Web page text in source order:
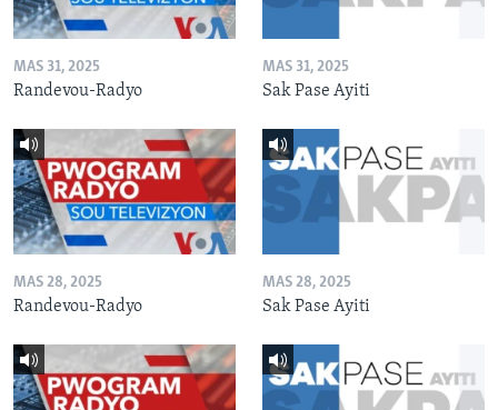
MAS 31, 2025
Randevou-Radyo
MAS 31, 2025
Sak Pase Ayiti
MAS 28, 2025
Randevou-Radyo
MAS 28, 2025
Sak Pase Ayiti